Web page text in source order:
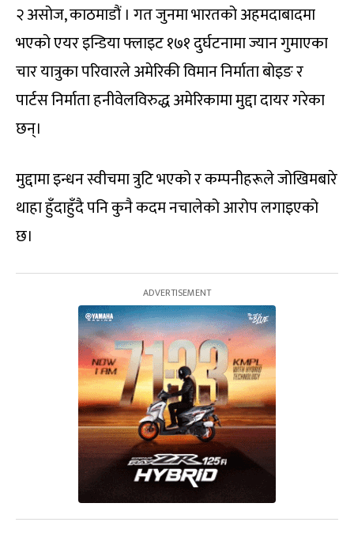
२ असोज, काठमाडौं । गत जुनमा भारतको अहमदाबादमा
भएको एयर इन्डिया फ्लाइट १७१ दुर्घटनामा ज्यान गुमाएका
चार यात्रुका परिवारले अमेरिकी विमान निर्माता बोइङ र
पार्टस निर्माता हनीवेलविरुद्ध अमेरिकामा मुद्दा दायर गरेका
छन्।
मुद्दामा इन्धन स्वीचमा त्रुटि भएको र कम्पनीहरूले जोखिमबारे
थाहा हुँदाहुँदै पनि कुनै कदम नचालेको आरोप लगाइएको
छ।